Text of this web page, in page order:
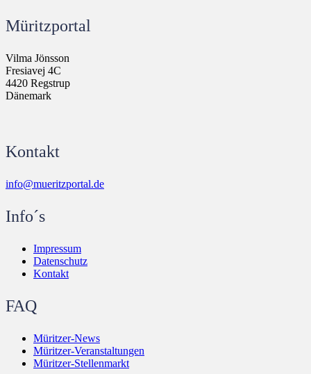
Müritzportal
Vilma Jönsson
Fresiavej 4C
4420 Regstrup
Dänemark
Kontakt
info@mueritzportal.de
Info´s
Impressum
Datenschutz
Kontakt
FAQ
Müritzer-News
Müritzer-Veranstaltungen
Müritzer-Stellenmarkt